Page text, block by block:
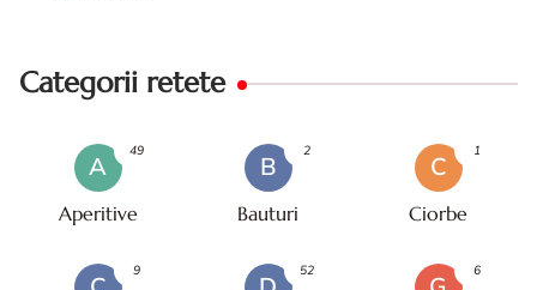
Categorii retete
A
Aperitive
49
B
Bauturi
2
C
Ciorbe
1
9 52 6